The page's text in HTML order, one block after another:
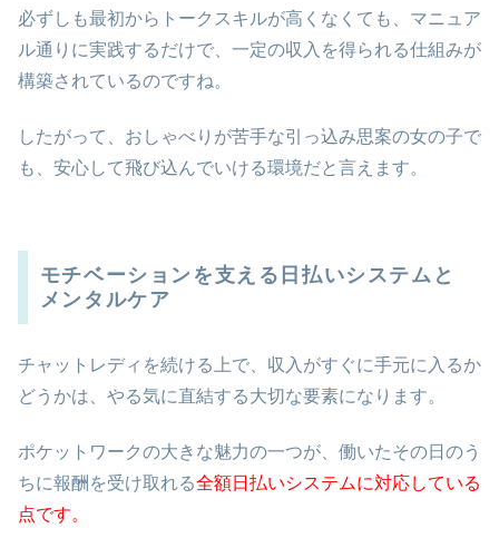
必ずしも最初からトークスキルが高くなくても、マニュア
ル通りに実践するだけで、一定の収入を得られる仕組みが
構築されているのですね。
したがって、おしゃべりが苦手な引っ込み思案の女の子で
も、安心して飛び込んでいける環境だと言えます。
モチベーションを支える日払いシステムと
メンタルケア
チャットレディを続ける上で、収入がすぐに手元に入るか
どうかは、やる気に直結する大切な要素になります。
ポケットワークの大きな魅力の一つが、働いたその日のう
ちに報酬を受け取れる全額日払いシステムに対応している
点です。